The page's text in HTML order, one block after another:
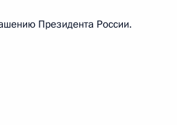
Президента России.